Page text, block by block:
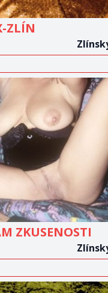
ZLÍN
ZOBRAZIT
INZERÁT
ZKUSENOSTI